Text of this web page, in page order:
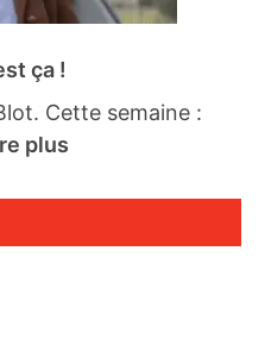
ça !
Cette semaine :
plus